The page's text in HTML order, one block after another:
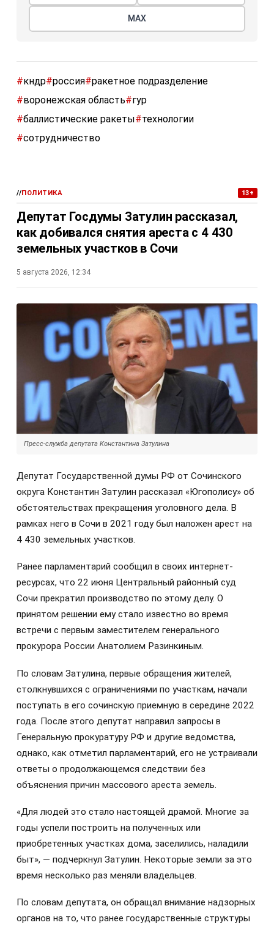
МАХ
#кндр#россия#ракетное подразделение
#воронежская область#гур
#баллистические ракеты#технологии
#сотрудничество
//ПОЛИТИКА 13+
Депутат Госдумы Затулин рассказал,
как добивался снятия ареста с 4 430
земельных участков в Сочи
5 августа 2026, 12:34
Пресс-служба депутата Константина Затулина
Депутат Государственной думы РФ от Сочинского
округа Константин Затулин рассказал «Югополису» об
обстоятельствах прекращения уголовного дела. В
рамках него в Сочи в 2021 году был наложен арест на
4 430 земельных участков.
Ранее парламентарий сообщил в своих интернет-
ресурсах, что 22 июня Центральный районный суд
Сочи прекратил производство по этому делу. О
принятом решении ему стало известно во время
встречи с первым заместителем генерального
прокурора России Анатолием Разинкиным.
По словам Затулина, первые обращения жителей,
столкнувшихся с ограничениями по участкам, начали
поступать в его сочинскую приемную в середине 2022
года. После этого депутат направил запросы в
Генеральную прокуратуру РФ и другие ведомства,
однако, как отметил парламентарий, его не устраивали
ответы о продолжающемся следствии без
объяснения причин массового ареста земель.
«Для людей это стало настоящей драмой. Многие за
годы успели построить на полученных или
приобретенных участках дома, заселились, наладили
быт», — подчеркнул Затулин. Некоторые земли за это
время несколько раз меняли владельцев.
По словам депутата, он обращал внимание надзорных
органов на то, что ранее государственные структуры